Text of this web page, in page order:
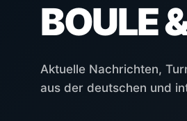
BOULE
Aktuelle Nachrichten,
aus der deutschen und